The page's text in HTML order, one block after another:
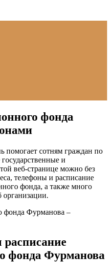
фонда
сотням граждан по
и
веб-странице можно без
телефоны и расписание
фонда, а также много
фонда Фурманова –
фонда Фурманова